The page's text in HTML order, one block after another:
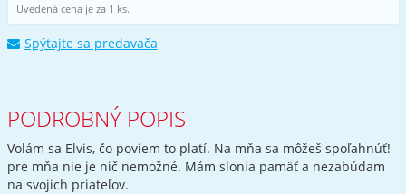
Uvedená cena je za 1 ks.
Spýtajte sa predavača
PODROBNÝ POPIS
Volám sa Elvis, čo poviem to platí. Na mňa sa môžeš spoľahnúť!
pre mňa nie je nič nemožné. Mám slonia pamäť a nezabúdam
na svojich priateľov.